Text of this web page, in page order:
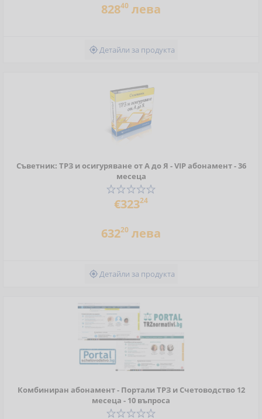
82840 лева
Детайли за продукта
Съветник: ТРЗ и осигуряване от А до Я - VIP абонамент - 36
месеца
€32324
63220 лева
Детайли за продукта
Комбиниран абонамент - Портали ТРЗ и Счетоводство 12
месеца - 10 въпроса